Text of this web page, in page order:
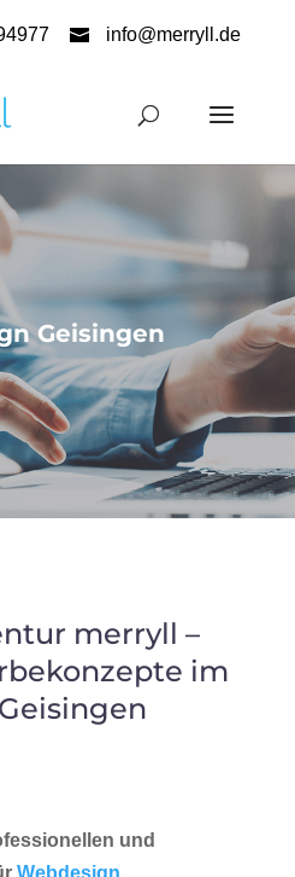
info@merryll.de
Geisingen
merryll –
im
und
Webdesign,